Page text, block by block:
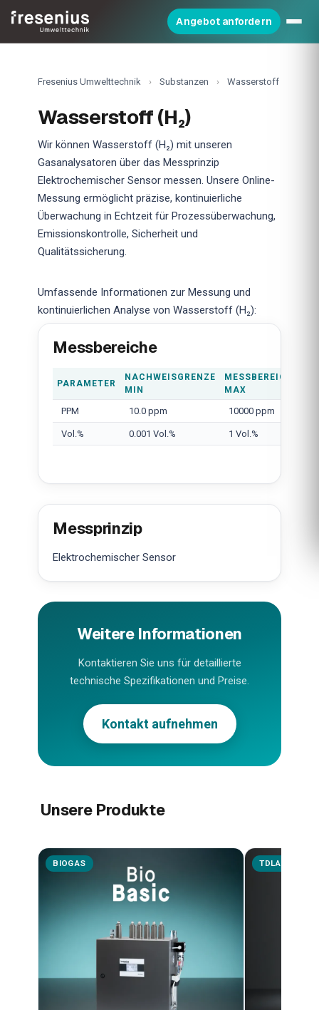
Angebot anfordern
Fresenius Umwelttechnik › Substanzen › Wasserstoff
Wasserstoff (H₂)
Wir können Wasserstoff (H₂) mit unseren
Gasanalysatoren über das Messprinzip
Elektrochemischer Sensor messen. Unsere Online-
Messung ermöglicht präzise, kontinuierliche
Überwachung in Echtzeit für Prozessüberwachung,
Emissionskontrolle, Sicherheit und
Qualitätssicherung.
Umfassende Informationen zur Messung und
kontinuierlichen Analyse von Wasserstoff (H₂):
Messbereiche
PARAMETER
NACHWEISGRENZE
MIN
MESSBEREICH
MAX
PPM 10.0 ppm 10000 ppm
Vol.% 0.001 Vol.% 1 Vol.%
Messprinzip
Elektrochemischer Sensor
Weitere Informationen
Kontaktieren Sie uns für detaillierte
technische Spezifikationen und Preise.
Kontakt aufnehmen
Unsere Produkte
BIOGAS TDLAS